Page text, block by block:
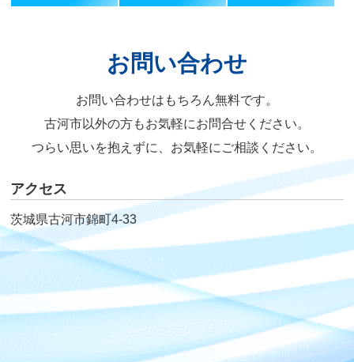
お問い合わせ
お問い合わせはもちろん無料です。
古河市以外の方もお気軽にお問合せください。
つらい思いを抱えずに、お気軽にご相談ください。
アクセス
茨城県古河市錦町4-33